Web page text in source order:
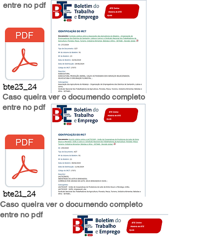
entre no pdf
bte23_24
Caso queira ver o documendo completo
entre no pdf
bte21_24
Caso queira ver o documendo completo
entre no pdf